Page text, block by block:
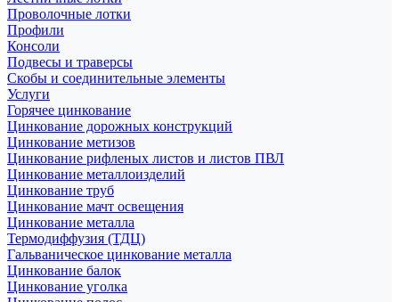
Проволочные лотки
Профили
Консоли
Подвесы и траверсы
Скобы и соединительные элементы
Услуги
Горячее цинкование
Цинкование дорожных конструкций
Цинкование метизов
Цинкование рифленых листов и листов ПВЛ
Цинкование металлоизделий
Цинкование труб
Цинкование мачт освещения
Цинкование металла
Термодиффузия (ТДЦ)
Гальваническое цинкование металла
Цинкование балок
Цинкование уголка